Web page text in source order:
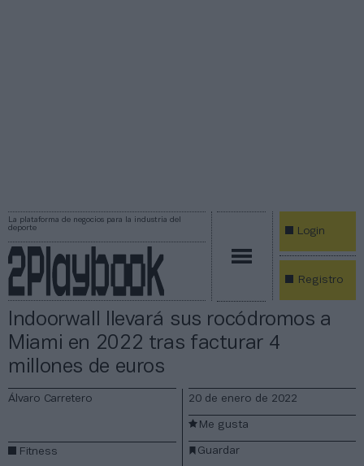
La plataforma de negocios para la industria del
deporte
Login
Registro
Indoorwall llevará sus rocódromos a
Miami en 2022 tras facturar 4
millones de euros
Álvaro Carretero
Fitness
20 de enero de 2022
Guardar
Me gusta